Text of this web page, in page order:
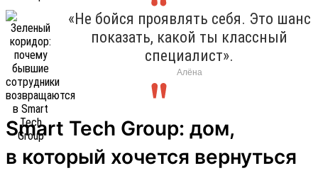
«Не бойся проявлять себя. Это шанс
показать, какой ты классный
специалист».
Алёна
Smart Tech Group: дом,
в который хочется вернуться